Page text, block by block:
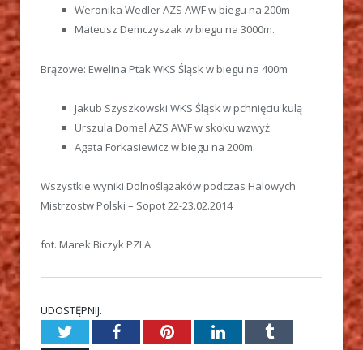
Weronika Wedler AZS AWF w biegu na 200m
Mateusz Demczyszak w biegu na 3000m.
Brązowe: Ewelina Ptak WKS Śląsk w biegu na 400m
Jakub Szyszkowski WKS Śląsk w pchnięciu kulą
Urszula Domel AZS AWF w skoku wzwyż
Agata Forkasiewicz w biegu na 200m.
Wszystkie wyniki Dolnoślązaków podczas Halowych
Mistrzostw Polski – Sopot 22-23.02.2014
fot. Marek Biczyk PZLA
UDOSTĘPNIJ.
TwitterFacebookPinterestLinkedInTumblr